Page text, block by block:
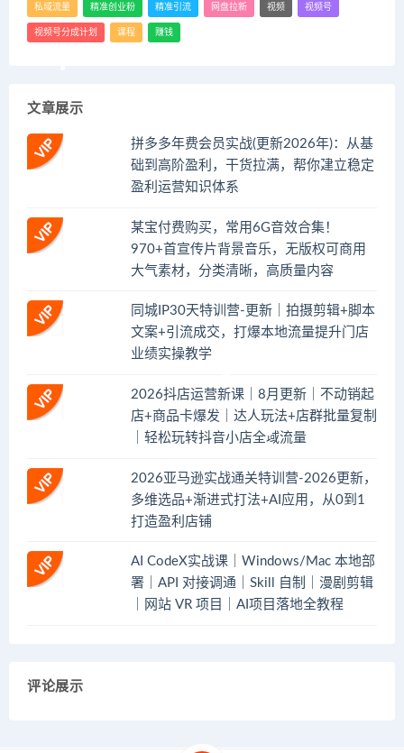
私域流量 精准创业粉 精准引流 网盘拉新 视频 视频号
视频号分成计划 课程 赚钱
文章展示
拼多多年费会员实战(更新2026年)：从基
础到高阶盈利，干货拉满，帮你建立稳定
盈利运营知识体系
某宝付费购买，常用6G音效合集！
970+首宣传片背景音乐，无版权可商用
大气素材，分类清晰，高质量内容
同城IP30天特训营-更新｜拍摄剪辑+脚本
文案+引流成交，打爆本地流量提升门店
业绩实操教学
2026抖店运营新课｜8月更新｜不动销起
店+商品卡爆发｜达人玩法+店群批量复制
｜轻松玩转抖音小店全域流量
2026亚马逊实战通关特训营-2026更新，
多维选品+渐进式打法+AI应用，从0到1
打造盈利店铺
AI CodeX实战课｜Windows/Mac 本地部
署｜API 对接调通｜Skill 自制｜漫剧剪辑
｜网站 VR 项目｜AI项目落地全教程
评论展示